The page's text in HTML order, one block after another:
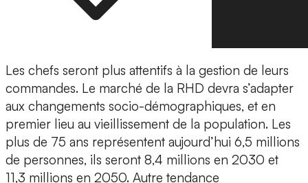
Les chefs seront plus attentifs à la gestion de leurs
commandes. Le marché de la RHD devra s’adapter
aux changements socio-démographiques, et en
premier lieu au vieillissement de la population. Les
plus de 75 ans représentent aujourd’hui 6,5 millions
de personnes, ils seront 8,4 millions en 2030 et
11,3 millions en 2050. Autre tendance